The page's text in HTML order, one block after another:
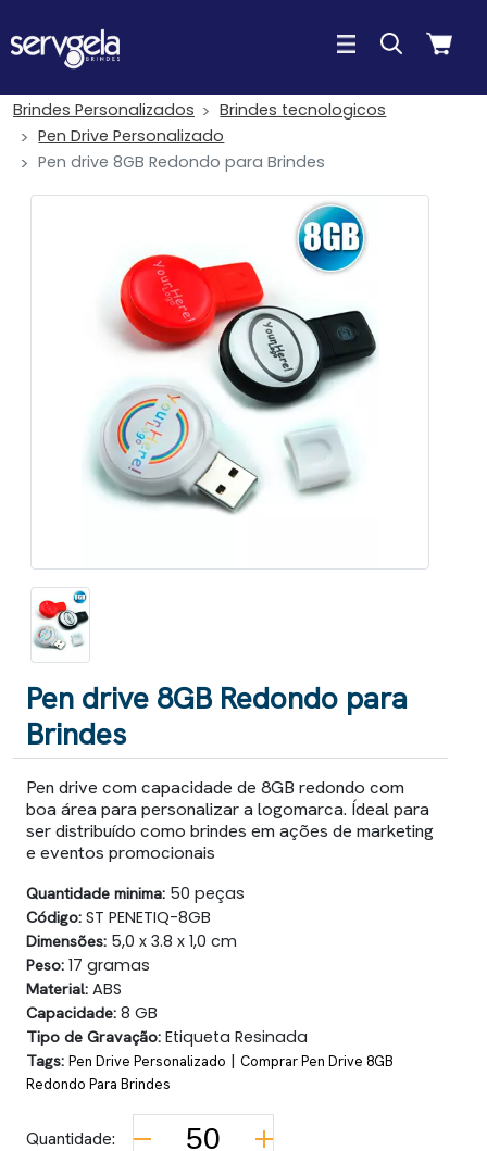
Brindes Personalizados
Brindes tecnologicos
Pen Drive Personalizado
Pen drive 8GB Redondo para Brindes
Pen drive 8GB Redondo para
Brindes
Pen drive com capacidade de 8GB redondo com
boa área para personalizar a logomarca. Ídeal para
ser distribuído como brindes em ações de marketing
e eventos promocionais
Quantidade minima: 50 peças
Código: ST PENETIQ-8GB
Dimensões: 5,0 x 3.8 x 1,0 cm
Peso: 17 gramas
Material: ABS
Capacidade: 8 GB
Tipo de Gravação: Etiqueta Resinada
Tags: Pen Drive Personalizado | Comprar Pen Drive 8GB
Redondo Para Brindes
Quantidade: